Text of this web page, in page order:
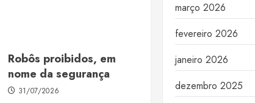
Robôs proibidos, em
nome da segurança
31/07/2026
março 2026
fevereiro 2026
janeiro 2026
dezembro 2025